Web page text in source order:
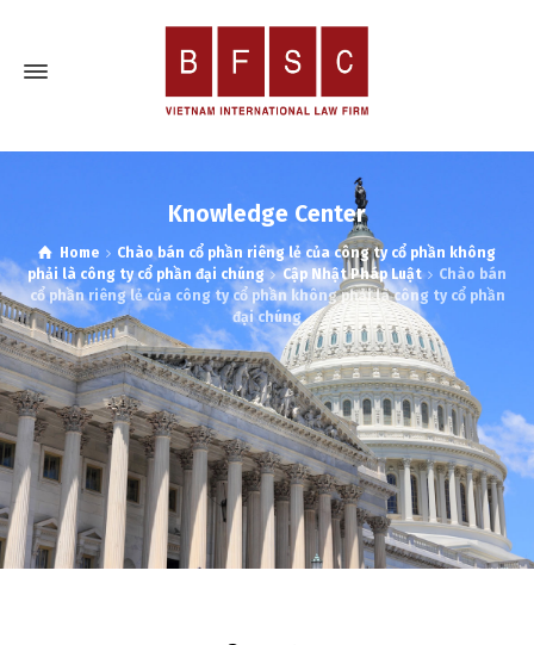
Knowledge Center
Home
Chào bán cổ phần riêng lẻ của công ty cổ phần không
phải là công ty cổ phần đại chúng
Cập Nhật Pháp Luật
Chào bán
cổ phần riêng lẻ của công ty cổ phần không phải là công ty cổ phần
đại chúng